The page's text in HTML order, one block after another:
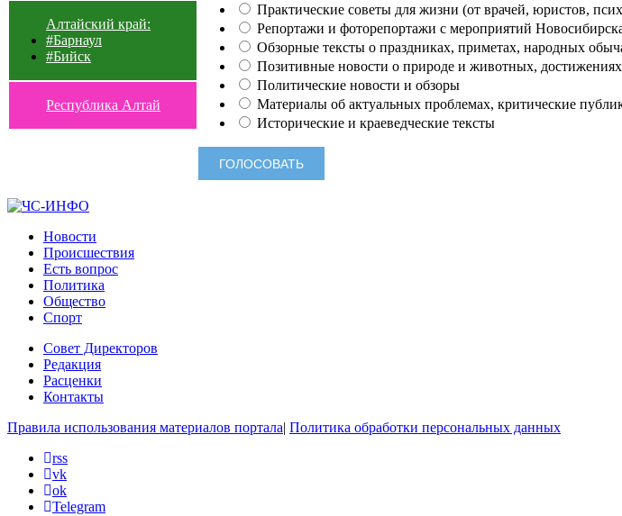
Алтайский край:
#Барнаул
#Бийск
Республика Алтай
Практические советы для жизни (от врачей, юристов,
Репортажи и фоторепортажи с мероприятий
Обзорные тексты о праздниках, приметах, народных
Позитивные новости о природе и животных, достижениях
Политические новости и обзоры
Материалы об актуальных проблемах, критические
Исторические и краеведческие тексты
Новости
Происшествия
Есть вопрос
Политика
Общество
Спорт
Совет Директоров
Редакция
Расценки
Контакты
Правила использования материалов портала| Политика обработки персональных данных
rss
vk
ok
Telegram